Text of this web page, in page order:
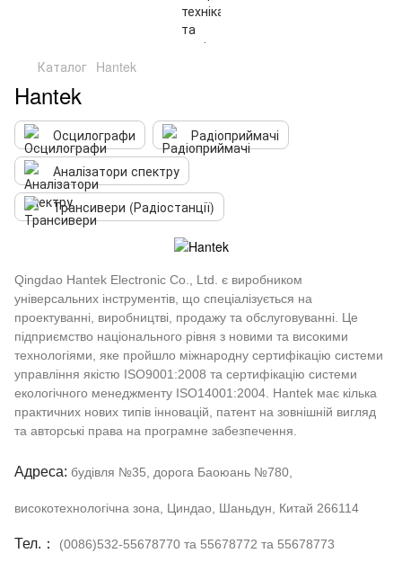
Каталог Hantek
Hantek
Осцилографи
Радіоприймачі
Аналізатори спектру
Трансивери (Радіостанції)
Qingdao Hantek Electronic Co., Ltd. є виробником
універсальних інструментів, що спеціалізується на
проектуванні, виробництві, продажу та обслуговуванні. Це
підприємство національного рівня з новими та високими
технологіями, яке пройшло міжнародну сертифікацію системи
управління якістю ISO9001:2008 та сертифікацію системи
екологічного менеджменту ISO14001:2004. Hantek має кілька
практичних нових типів інновацій, патент на зовнішній вигляд
та авторські права на програмне забезпечення.
Адреса: будівля №35, дорога Баоюань №780,
високотехнологічна зона, Циндао, Шаньдун, Китай 266114
Тел.： (0086)532-55678770 та 55678772 та 55678773